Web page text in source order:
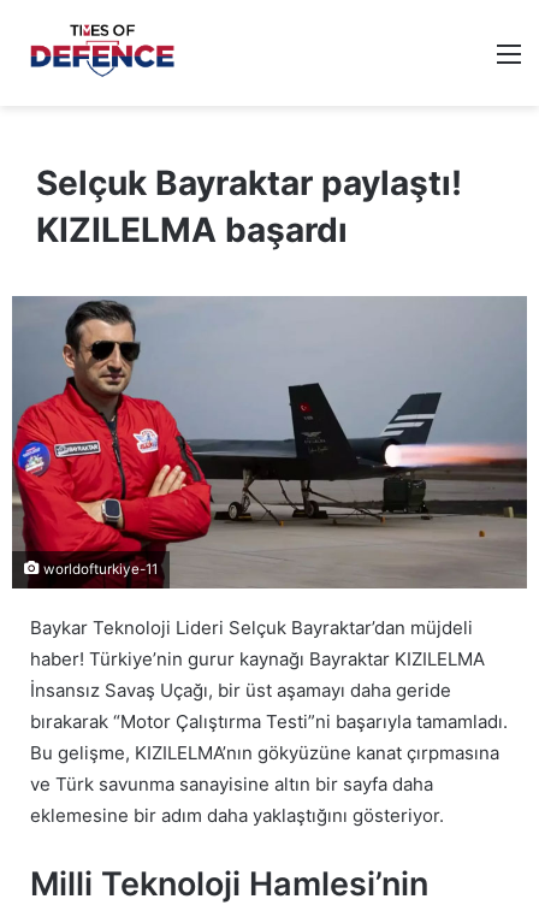
Selçuk Bayraktar paylaştı!
KIZILELMA başardı
worldofturkiye-11
Baykar Teknoloji Lideri Selçuk Bayraktar’dan müjdeli
haber! Türkiye’nin gurur kaynağı Bayraktar KIZILELMA
İnsansız Savaş Uçağı, bir üst aşamayı daha geride
bırakarak “Motor Çalıştırma Testi”ni başarıyla tamamladı.
Bu gelişme, KIZILELMA’nın gökyüzüne kanat çırpmasına
ve Türk savunma sanayisine altın bir sayfa daha
eklemesine bir adım daha yaklaştığını gösteriyor.
Milli Teknoloji Hamlesi’nin